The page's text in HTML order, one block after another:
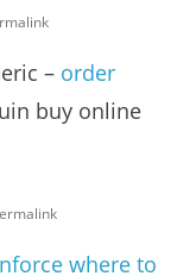
– order
buy online
where to